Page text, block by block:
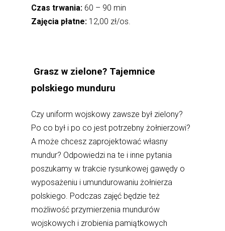
Czas trwania: 60 – 90 min
Zajęcia płatne: 12,00 zł/os.
Grasz w zielone? Tajemnice
polskiego munduru
Czy uniform wojskowy zawsze był zielony?
Po co był i po co jest potrzebny żołnierzowi?
A może chcesz zaprojektować własny
mundur? Odpowiedzi na te i inne pytania
poszukamy w trakcie rysunkowej gawędy o
wyposażeniu i umundurowaniu żołnierza
polskiego. Podczas zajęć będzie też
możliwość przymierzenia mundurów
wojskowych i zrobienia pamiątkowych